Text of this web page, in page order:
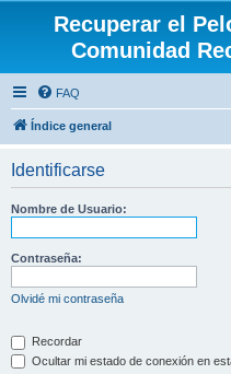
Recuperar el
Comunidad
FAQ
Índice general
Identificarse
Nombre de Usuario:
Contraseña:
Olvidé mi contraseña
Recordar
Ocultar mi estado de conexión en